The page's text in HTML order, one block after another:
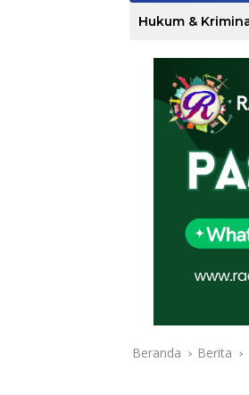
Hukum &
Beranda Berita